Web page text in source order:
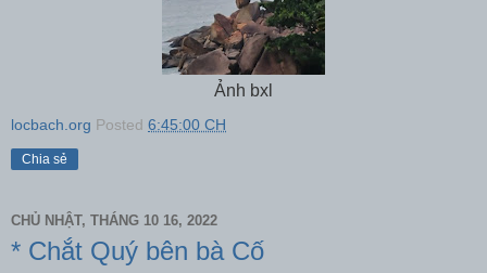
Ảnh bxl
locbach.org Posted 6:45:00 CH
Chia sẻ
CHỦ NHẬT, THÁNG 10 16, 2022
* Chắt Quý bên bà Cố